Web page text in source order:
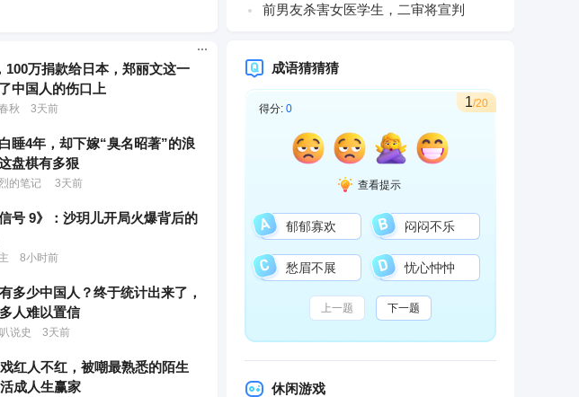
100万捐款给日本，郑丽文这一
中国人的伤口上
秋 3天前
睡4年，却下嫁“臭名昭著”的浪
盘棋有多狠
的笔记 3天前
信号 9》：沙玥儿开局火爆背后的
8小时前
多少中国人？终于统计出来了，
人难以置信
说史 3天前
红人不红，被嘲最熟悉的陌生
成人生赢家
前男友杀害女医学生，二审将宣判
成语猜猜猜
得分: 0 1/20
查看提示
郁郁寡欢 闷闷不乐
愁眉不展 忧心忡忡
上一题 下一题
休闲游戏